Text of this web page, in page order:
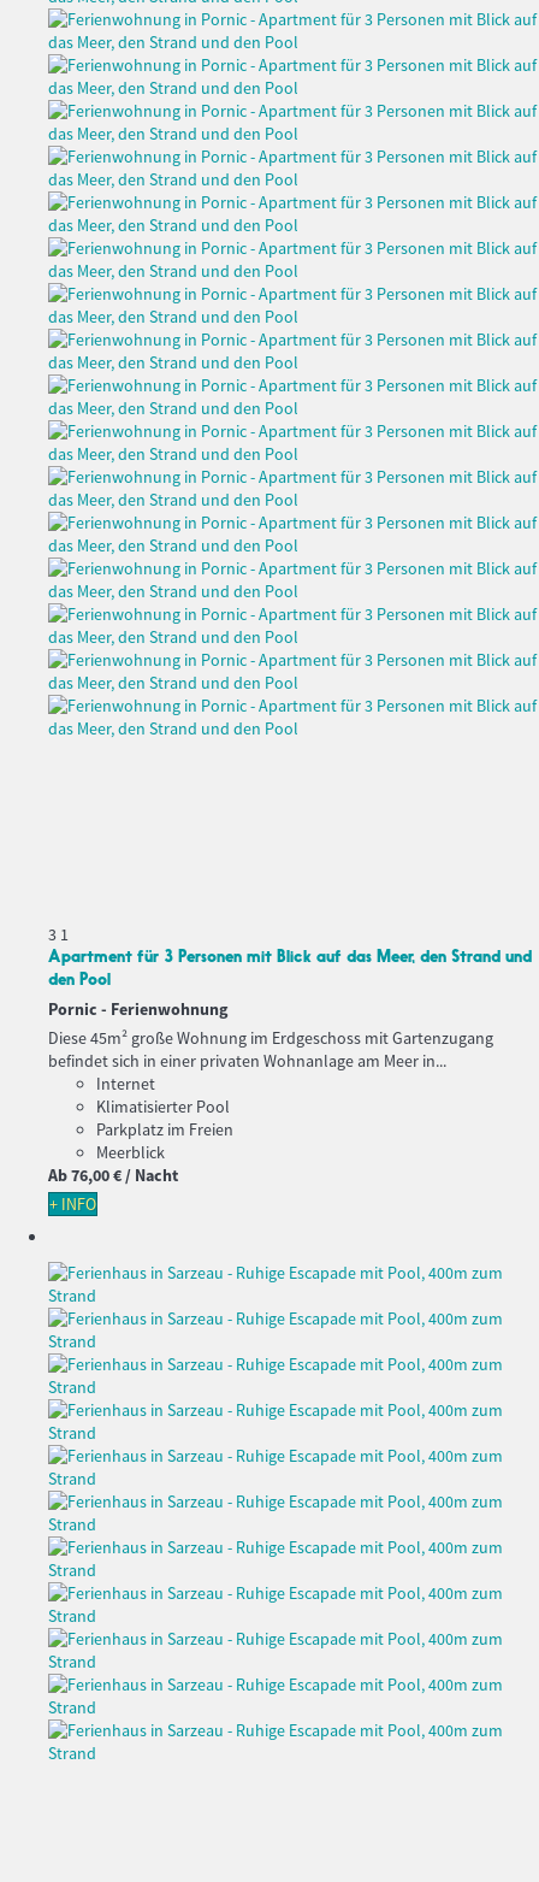
3 1
Apartment für 3 Personen mit Blick auf das Meer, den Strand und
den Pool
Pornic - Ferienwohnung
Diese 45m² große Wohnung im Erdgeschoss mit Gartenzugang
befindet sich in einer privaten Wohnanlage am Meer in...
Internet
Klimatisierter Pool
Parkplatz im Freien
Meerblick
Ab76,00 €/ Nacht
+ INFO